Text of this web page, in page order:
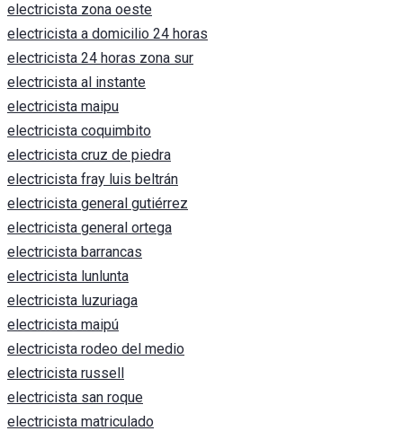
electricista zona oeste
electricista a domicilio 24 horas
electricista 24 horas zona sur
electricista al instante
electricista maipu
electricista coquimbito
electricista cruz de piedra
electricista fray luis beltrán
electricista general gutiérrez
electricista general ortega
electricista barrancas
electricista lunlunta
electricista luzuriaga
electricista maipú
electricista rodeo del medio
electricista russell
electricista san roque
electricista matriculado